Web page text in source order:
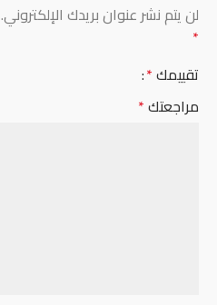
لن يتم نشر عنوان بريدك الإلكتروني.
*
تقييمك*
مراجعتك*